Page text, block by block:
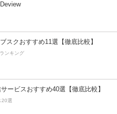
スクおすすめ11選【徹底比較】
ンキング
ービスおすすめ40選【徹底比較】
20選